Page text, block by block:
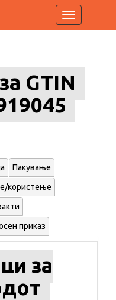
Toggle
navigation
GTIN
Пакување
користење
приказ
за